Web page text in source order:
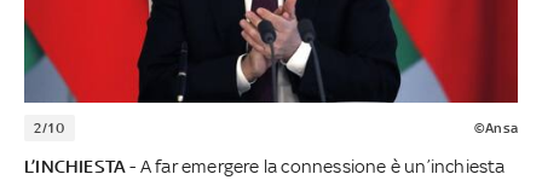
2/10 ©Ansa
L’INCHIESTA- A far emergere la connessione è un’inchiesta